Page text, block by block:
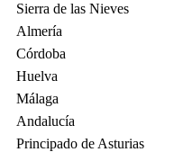
Sierra de las Nieves
Almería
Córdoba
Huelva
Málaga
Andalucía
Principado de Asturias